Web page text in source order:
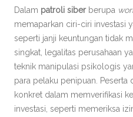
Dalam patroli siberberupa
memaparkan ciri-ciri investasi
seperti janji keuntungan tidak
singkat, legalitas perusahaan
teknik manipulasi psikologis
para pelaku penipuan. Peserta
konkret dalam memverifikasi
investasi, seperti memeriksa